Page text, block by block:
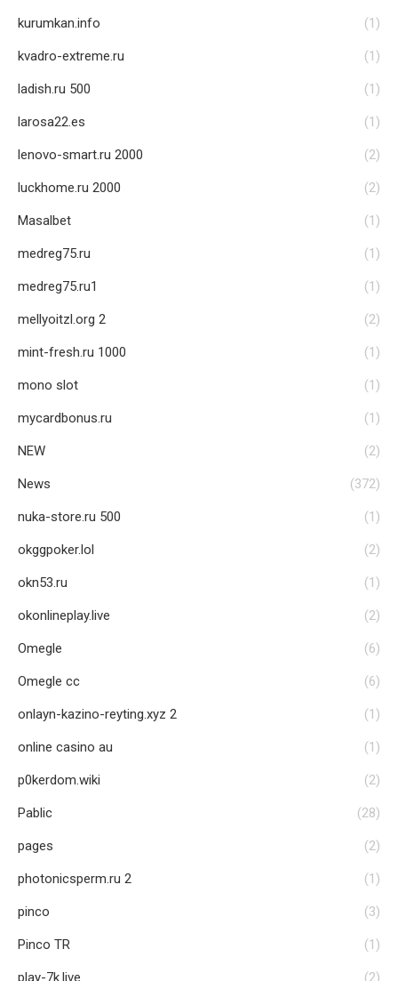
kurumkan.info (1)
kvadro-extreme.ru (1)
ladish.ru 500 (1)
larosa22.es (1)
lenovo-smart.ru 2000 (2)
luckhome.ru 2000 (2)
Masalbet (1)
medreg75.ru (1)
medreg75.ru1 (1)
mellyoitzl.org 2 (2)
mint-fresh.ru 1000 (1)
mono slot (1)
mycardbonus.ru (1)
NEW (2)
News (372)
nuka-store.ru 500 (1)
okggpoker.lol (2)
okn53.ru (1)
okonlineplay.live (2)
Omegle (6)
Omegle cc (6)
onlayn-kazino-reyting.xyz 2 (1)
online casino au (1)
p0kerdom.wiki (2)
Pablic (28)
pages (2)
photonicsperm.ru 2 (1)
pinco (3)
Pinco TR (1)
play-7k.live (2)